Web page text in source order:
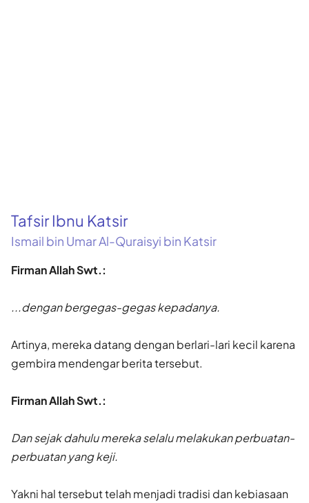
Tafsir Ibnu Katsir
Ismail bin Umar Al-Quraisyi bin Katsir
Firman Allah Swt.:
...dengan bergegas-gegas kepadanya.
Artinya, mereka datang dengan berlari-lari kecil karena
gembira mendengar berita tersebut.
Firman Allah Swt.:
Dan sejak dahulu mereka selalu melakukan perbuatan-
perbuatan yang keji.
Yakni hal tersebut telah menjadi tradisi dan kebiasaan